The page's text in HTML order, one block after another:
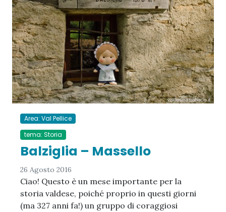
Area: Val Pellice
tema: Storia
Balziglia – Massello
26 Agosto 2016
Ciao! Questo è un mese importante per la
storia valdese, poiché proprio in questi giorni
(ma 327 anni fa!) un gruppo di coraggiosi